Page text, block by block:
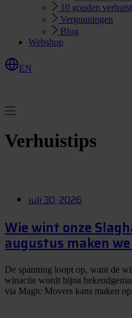
10 gouden
Vergunningen
Blog
Webshop
EN
Verhuistips
juli 30, 2026
Wie wint onze
augustus maken
De spanning loopt op, want de
winactie wordt bijna
via Magic Movers kans maken op